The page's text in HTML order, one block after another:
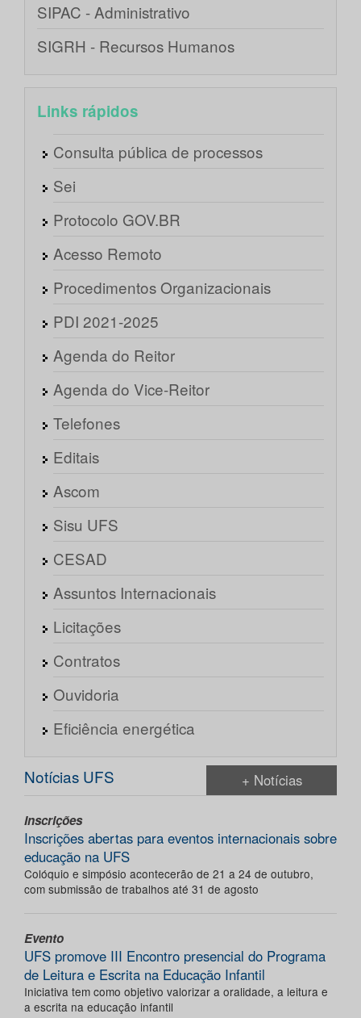
SIPAC - Administrativo
SIGRH - Recursos Humanos
Links rápidos
Consulta pública de processos
Sei
Protocolo GOV.BR
Acesso Remoto
Procedimentos Organizacionais
PDI 2021-2025
Agenda do Reitor
Agenda do Vice-Reitor
Telefones
Editais
Ascom
Sisu UFS
CESAD
Assuntos Internacionais
Licitações
Contratos
Ouvidoria
Eficiência energética
Notícias UFS + Notícias
Inscrições
Inscrições abertas para eventos internacionais sobre
educação na UFS
Colóquio e simpósio acontecerão de 21 a 24 de outubro,
com submissão de trabalhos até 31 de agosto
Evento
UFS promove III Encontro presencial do Programa
de Leitura e Escrita na Educação Infantil
Iniciativa tem como objetivo valorizar a oralidade, a leitura e
a escrita na educação infantil